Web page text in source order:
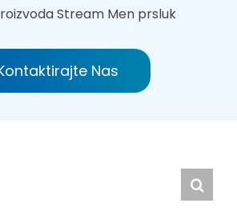
Stream Men prsluk
Nas